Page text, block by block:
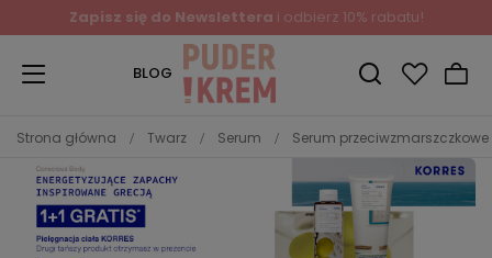
Zapisz się do Newslettera i odbierz 10% rabatu!
BLOG
Strona główna Twarz Serum Serum przeciwzmarszczkowe